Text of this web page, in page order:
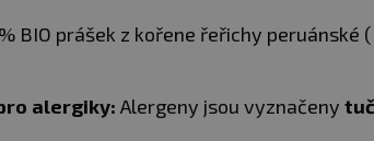
BIO prášek z kořene řeřichy peruánské
alergiky: Alergeny jsou vyznačeny